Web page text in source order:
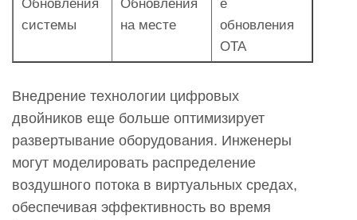
Обновления
системы
Обновления
на месте
е
обновления
OTA
Внедрение технологии цифровых
двойников еще больше оптимизирует
развертывание оборудования. Инженеры
могут моделировать распределение
воздушного потока в виртуальных средах,
обеспечивая эффективность во время